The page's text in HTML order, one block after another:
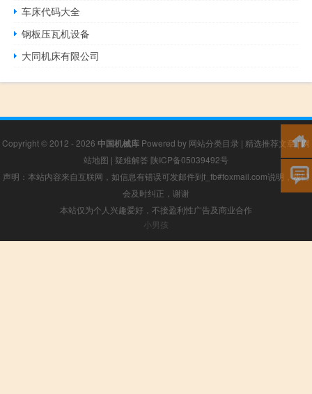
车床代码大全
钢板压瓦机设备
大同机床有限公司
Copyright © 2012 - 2026 中国机械库 Powered by 网站分类目录 | 精选推荐文章|网
站地图 | 疑难解答 陕ICP备05039492号
声明：本站内容来自互联网，如信息有错误可发邮件到f_fb#foxmail.com说明，我们
会及时纠正，谢谢
本站仅为个人兴趣爱好，不接盈利性广告及商业合作
小男孩